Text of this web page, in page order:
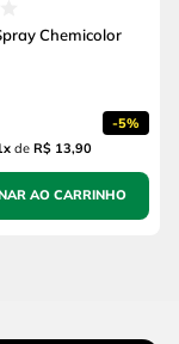
Chemicolor
-5%
x de R$ 13,90
AO CARRINHO